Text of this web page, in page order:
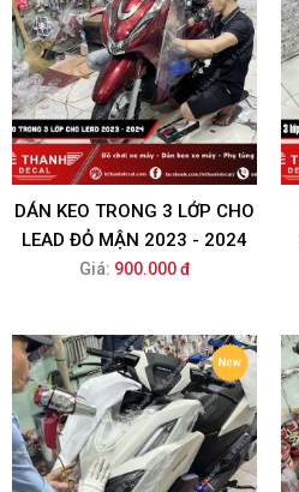
DÁN KEO TRONG 3 LỚP CHO
LEAD ĐỎ MẬN 2023 - 2024
Giá: 900.000 đ